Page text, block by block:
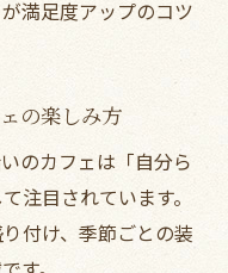
満足度アップのコツ
の楽しみ方
のカフェは「自分ら
注目されています。
付け、季節ごとの装